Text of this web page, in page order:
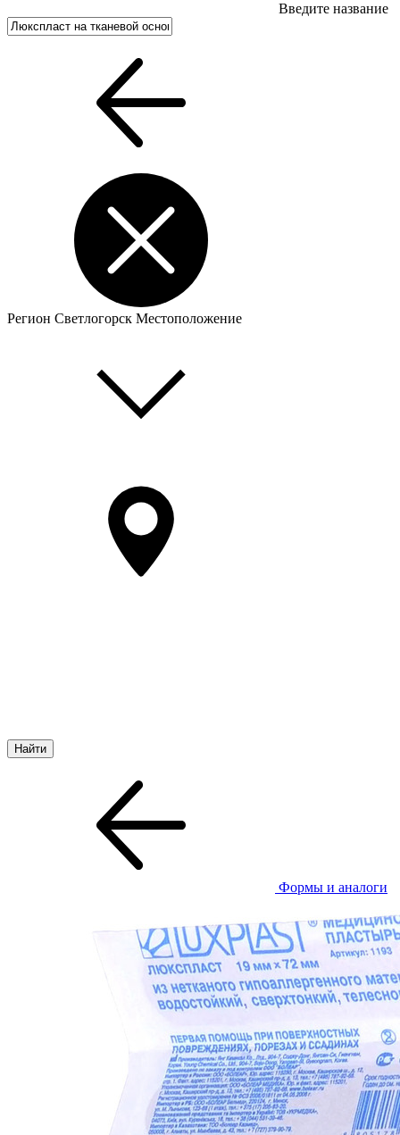
Введите название
Регион Светлогорск Местоположение
Формы и аналоги